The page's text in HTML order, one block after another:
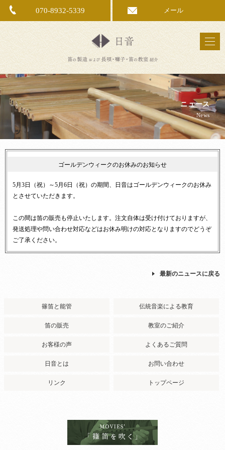
070-8932-5339 メール
ニュース
News
ゴールデンウィークのお休みのお知らせ
5月3日（祝）～5月6日（祝）の期間、日音はゴールデンウィークのお休み
とさせていただきます。
この間は笛の販売も停止いたします。注文自体は受け付けておりますが、
発送処理や問い合わせ対応などはお休み明けの対応となりますのでどうぞ
ご了承ください。
最新のニュースに戻る
篠笛と能管 伝統音楽による教育
笛の販売 教室のご紹介
お客様の声 よくあるご質問
日音とは お問い合わせ
リンク トップページ